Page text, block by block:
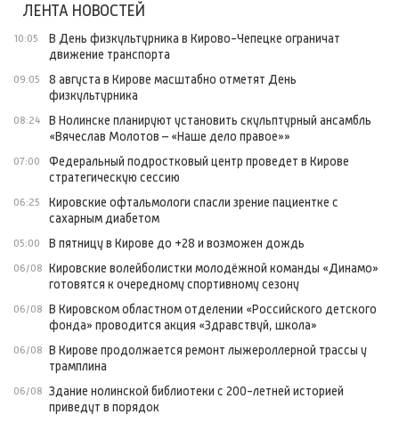
ЛЕНТА НОВОСТЕЙ
10:05
В День физкультурника в Кирово-Чепецке ограничат
движение транспорта
09:05
8 августа в Кирове масштабно отметят День
физкультурника
08:24
В Нолинске планируют установить скульптурный ансамбль
«Вячеслав Молотов – «Наше дело правое»»
07:00
Федеральный подростковый центр проведет в Кирове
стратегическую сессию
06:25
Кировские офтальмологи спасли зрение пациентке с
сахарным диабетом
05:00 В пятницу в Кирове до +28 и возможен дождь
06/08 Кировские волейболистки молодёжной команды «Динамо»
готовятся к очередному спортивному сезону
06/08 В Кировском областном отделении «Российского детского
фонда» проводится акция «Здравствуй, школа»
06/08 В Кирове продолжается ремонт лыжероллерной трассы у
трамплина
06/08 Здание нолинской библиотеки с 200-летней историей
приведут в порядок